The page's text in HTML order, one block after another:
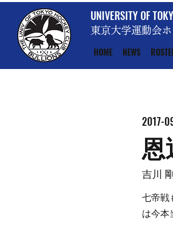
UNIVERSITY OF
東京大学運動会
HOME NEWS
2017-
恩
吉川 剛
七帝戦
は今本